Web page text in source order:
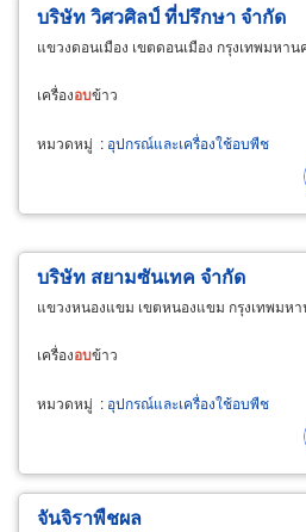
บริษัท วิศวศิลป์ ที่ปรึกษา จำกัด
แขวงดอนเมือง เขตดอนเมือง กรุงเทพมหาน
เครื่องอบข้าว
หมวดหมู่ : อุปกรณ์และเครื่องใช้อบพืช
บริษัท สยามซันเทค จำกัด
แขวงหนองแขม เขตหนองแขม กรุงเทพมหา
เครื่องอบข้าว
หมวดหมู่ : อุปกรณ์และเครื่องใช้อบพืช
จันจิราพืชผล